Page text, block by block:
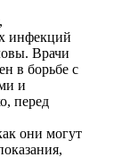
инфекций
Врачи
в борьбе с
и
перед
они могут